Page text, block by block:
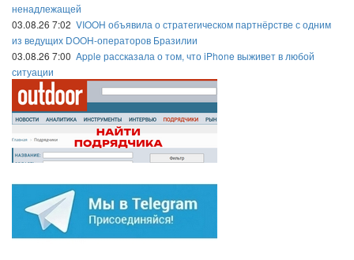
ненадлежащей
03.08.26 7:02 VIOOH объявила о стратегическом партнёрстве с одним
из ведущих DOOH-операторов Бразилии
03.08.26 7:00 Apple рассказала о том, что iPhone выживет в любой
ситуации